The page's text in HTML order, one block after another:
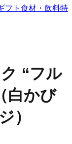
フト 食材・飲料特
“フル
白かび
）